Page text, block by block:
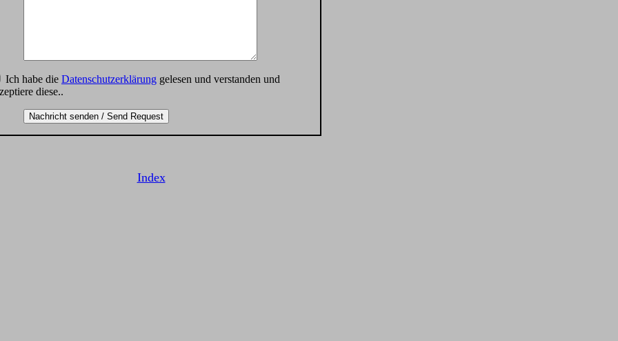
Ich habe die Datenschutzerklärung gelesen und verstanden und
diese..
Index